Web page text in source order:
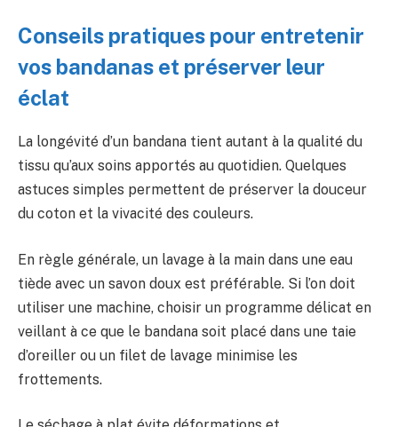
Conseils pratiques pour entretenir
vos bandanas et préserver leur
éclat
La longévité d’un bandana tient autant à la qualité du
tissu qu’aux soins apportés au quotidien. Quelques
astuces simples permettent de préserver la douceur
du coton et la vivacité des couleurs.
En règle générale, un lavage à la main dans une eau
tiède avec un savon doux est préférable. Si l’on doit
utiliser une machine, choisir un programme délicat en
veillant à ce que le bandana soit placé dans une taie
d’oreiller ou un filet de lavage minimise les
frottements.